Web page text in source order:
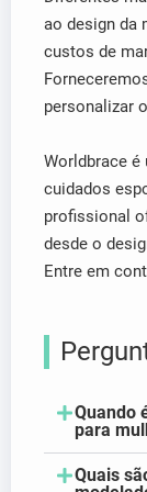
ao design da
custos de
personalizar
Worldbrace é
cuidados
profissional
desde o
Entre em
Quando
para
Quais